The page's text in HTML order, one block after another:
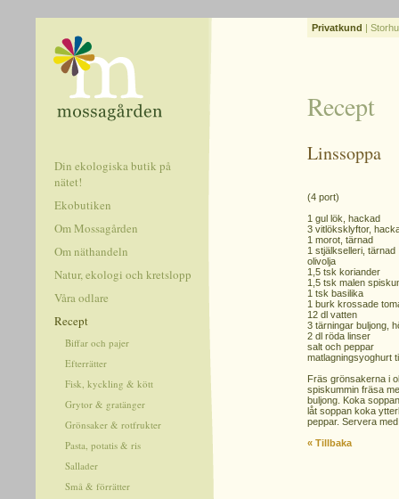
Din ekologiska butik på
nätet!
Ekobutiken
Om Mossagården
Om näthandeln
Natur, ekologi och kretslopp
Våra odlare
Recept
Biffar och pajer
Efterrätter
Fisk, kyckling & kött
Grytor & gratänger
Grönsaker & rotfrukter
Pasta, potatis & ris
Sallader
Små & förrätter
Privatkund |
Recept
Linssoppa
(4 port)
1 gul lök, hackad
3 vitlöksklyftor,
1 morot, tärnad
1 stjälkselleri, tärnad
olivolja
1,5 tsk koriander
1,5 tsk malen
1 tsk basilika
1 burk krossade
12 dl vatten
3 tärningar buljong,
2 dl röda linser
salt och peppar
matlagningsyoghurt
Fräs grönsakerna i
spiskummin fräsa
buljong. Koka
låt soppan koka
peppar. Servera
« Tillbaka